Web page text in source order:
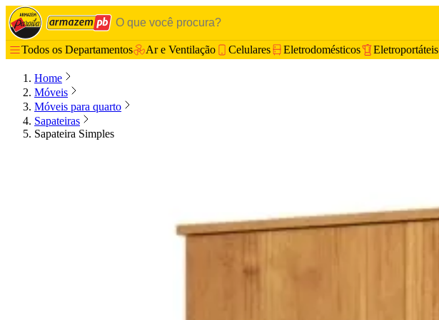
Todos os Departamentos Ar e Ventilação Celulares Eletrodomésticos Eletroportáteis
Home
Móveis
Móveis para quarto
Sapateiras
Sapateira Simples